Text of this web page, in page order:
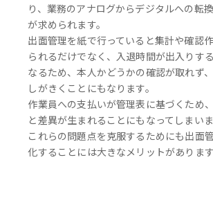
り、業務のアナログからデジタルへの転
が求められます。
出面管理を紙で行っていると集計や確認
られるだけでなく、入退時間が出入りす
なるため、本人かどうかの確認が取れず
しがきくことにもなります。
作業員への支払いが管理表に基づくため
と差異が生まれることにもなってしまいま
これらの問題点を克服するためにも出面
化することには大きなメリットがあります